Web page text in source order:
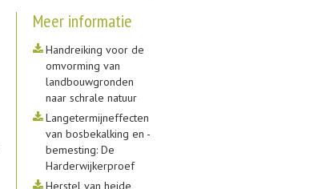
Meer informatie
Handreiking voor de
omvorming van
landbouwgronden
naar schrale natuur
Langetermijneffecten
van bosbekalking en -
bemesting: De
Harderwijkerproef
Herstel van heide